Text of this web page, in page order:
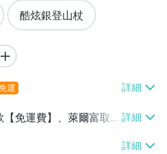
酷炫銀登山杖
運
【免運費】、萊爾富取